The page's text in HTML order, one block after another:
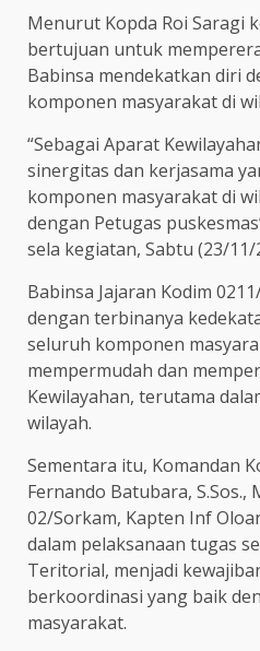
Menurut Kopda Roi Saragi
bertujuan untuk
Babinsa mendekatkan diri
komponen masyarakat di
“Sebagai Aparat
sinergitas dan kerjasama
komponen masyarakat di
dengan Petugas
sela kegiatan, Sabtu (23/11/
Babinsa Jajaran Kodim
dengan terbinanya
seluruh komponen
mempermudah dan
Kewilayahan, terutama
wilayah.
Sementara itu, Komandan
Fernando Batubara, S.Sos.,
02/Sorkam, Kapten Inf
dalam pelaksanaan tugas
Teritorial, menjadi
berkoordinasi yang baik
masyarakat.